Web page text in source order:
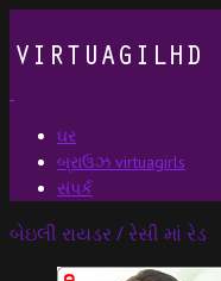
ઘર
બ્રાઉઝ virtuagirls
સંપર્ક
બેઇલી રાયડર / રેસી માં રેડ